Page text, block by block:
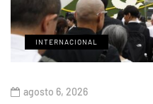
INTERNACIONAL
agosto 6, 2026